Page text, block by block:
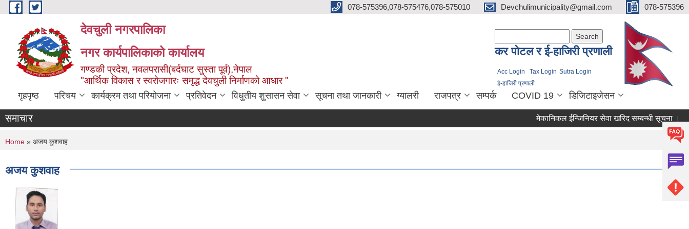
Skip to main content 078-575396,078-575476,078-575010 Devchulimunicipality@gmail.com 078-575396
देवचुली नगरपालिका
नगर कार्यपालिकाको कार्यालय
गण्डकी प्रदेश, नवलपरासी(बर्दघाट सुस्ता पूर्व),नेपाल
"आर्थिक विकास र स्वरोजगारः समृद्ध देवचुली निर्माणको आधार "
कर पाेटल र ई-हाजिरी प्रणाली
Acc Login Tax Login Sutra Login
ई-हाजिरी प्रणाली
गृहपृष्ठ परिचय कार्यक्रम तथा परियोजना प्रतिवेदन विधुतीय शुसासन सेवा सूचना तथा जानकारी ग्यालरी राजपत्र सम्पर्क COVID 19 डिजिटाइजेसन
समाचार मेकानिकल ईन्जिनियर सेवा खरिद सम्बन्धी सूचना ।
You are here
Home » अजय कुशवाह
अजय कुशवाह